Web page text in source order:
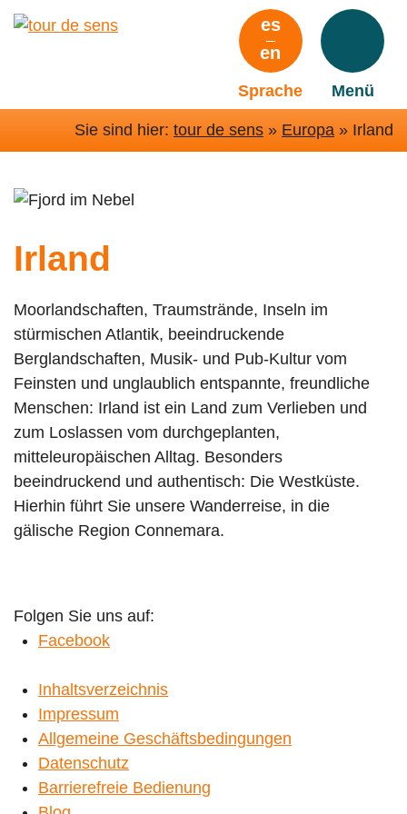
Zum
Hauptinhalt
Menü
es
en
Sprache
Sie sind hier: tour de sens » Europa » Irland
Irland
Moorlandschaften, Traumstrände, Inseln im
stürmischen Atlantik, beeindruckende
Berglandschaften, Musik- und Pub-Kultur vom
Feinsten und unglaublich entspannte, freundliche
Menschen: Irland ist ein Land zum Verlieben und
zum Loslassen vom durchgeplanten,
mitteleuropäischen Alltag. Besonders
beeindruckend und authentisch: Die Westküste.
Hierhin führt Sie unsere Wanderreise, in die
gälische Region Connemara.
Folgen Sie uns auf:
Facebook
Inhaltsverzeichnis
Impressum
Allgemeine Geschäftsbedingungen
Datenschutz
Barrierefreie Bedienung